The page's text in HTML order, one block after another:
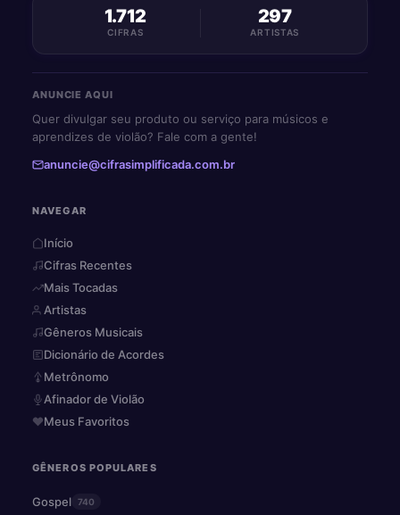
1.712
CIFRAS
297
ARTISTAS
ANUNCIE AQUI
Quer divulgar seu produto ou serviço para músicos e
aprendizes de violão? Fale com a gente!
anuncie@cifrasimplificada.com.br
NAVEGAR
Início
Cifras Recentes
Mais Tocadas
Artistas
Gêneros Musicais
Dicionário de Acordes
Metrônomo
Afinador de Violão
Meus Favoritos
GÊNEROS POPULARES
Gospel 740